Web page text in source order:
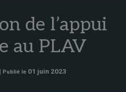
de l’appui
au PLAV
Publié le 01 juin 2023